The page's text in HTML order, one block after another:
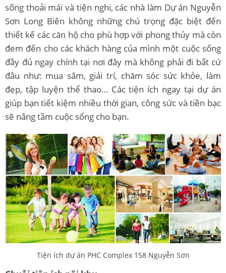
sống thoải mái và tiện nghi, các nhà làm Dự án Nguyễn
Sơn Long Biên không những chú trọng đặc biệt đến
thiết kế các căn hộ cho phù hợp với phong thủy mà còn
đem đến cho các khách hàng của mình một cuộc sống
đầy đủ ngay chính tại nơi đây mà không phải đi bất cứ
đâu như: mua sắm, giải trí, chăm sóc sức khỏe, làm
đẹp, tập luyện thể thao… Các tiện ích ngay tại dự án
giúp bạn tiết kiệm nhiều thời gian, công sức và tiền bạc
sẽ nâng tầm cuộc sống cho bạn.
Tiện ích dự án PHC Complex 158 Nguyễn Sơn